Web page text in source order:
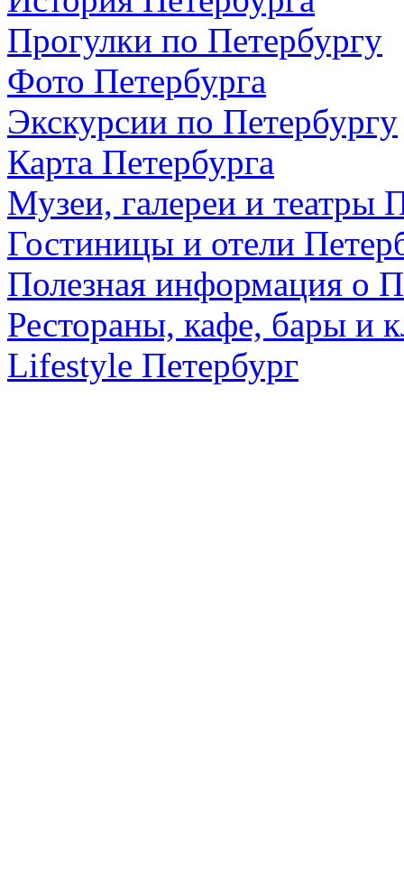
Прогулки по Петербургу
Фото Петербурга
Экскурсии по Петербургу
Карта Петербурга
Музеи, галереи и театры
Гостиницы и отели
Полезная информация о
Рестораны, кафе, бары и
Lifestyle Петербург